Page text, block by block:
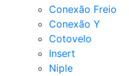
Conexão Freio
Conexão Y
Cotovelo
Insert
Niple